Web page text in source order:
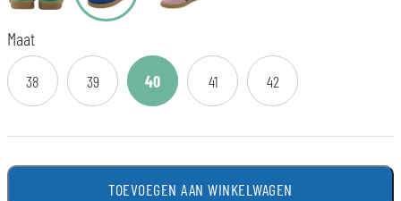
Maat
38 39 40 41 42
TOEVOEGEN AAN WINKELWAGEN